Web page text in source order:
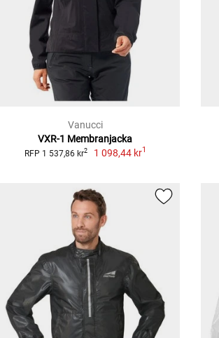
Vanucci
VXR-1 Membranjacka
RFP 1 537,86 kr2 1 098,44 kr1